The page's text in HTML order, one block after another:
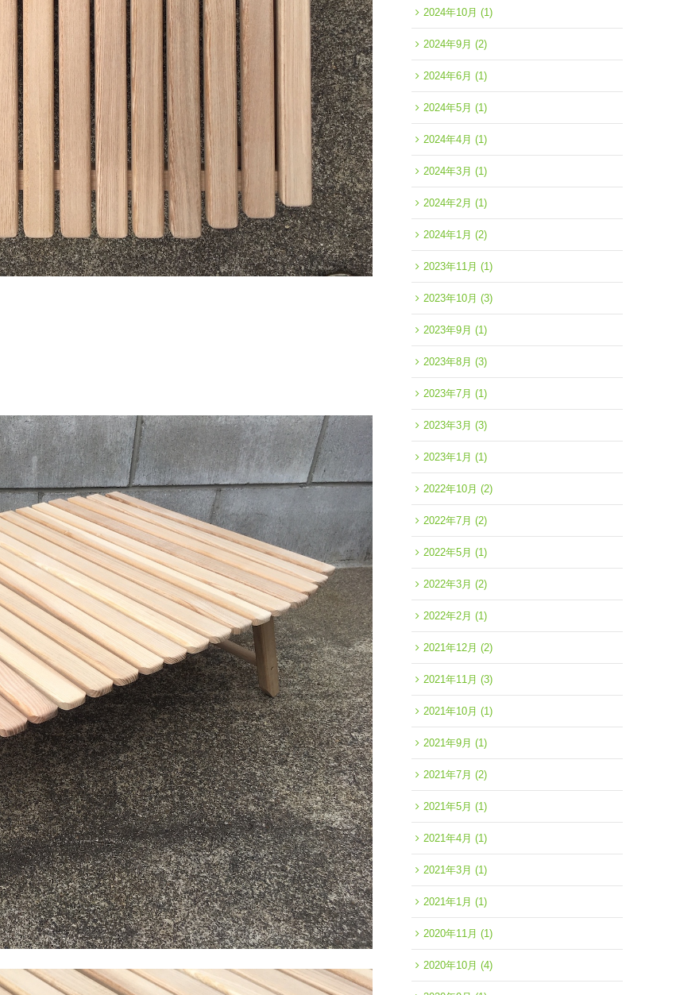
2024年10月 (1)
2024年9月 (2)
2024年6月 (1)
2024年5月 (1)
2024年4月 (1)
2024年3月 (1)
2024年2月 (1)
2024年1月 (2)
2023年11月 (1)
2023年10月 (3)
2023年9月 (1)
2023年8月 (3)
2023年7月 (1)
2023年3月 (3)
2023年1月 (1)
2022年10月 (2)
2022年7月 (2)
2022年5月 (1)
2022年3月 (2)
2022年2月 (1)
2021年12月 (2)
2021年11月 (3)
2021年10月 (1)
2021年9月 (1)
2021年7月 (2)
2021年5月 (1)
2021年4月 (1)
2021年3月 (1)
2021年1月 (1)
2020年11月 (1)
2020年10月 (4)